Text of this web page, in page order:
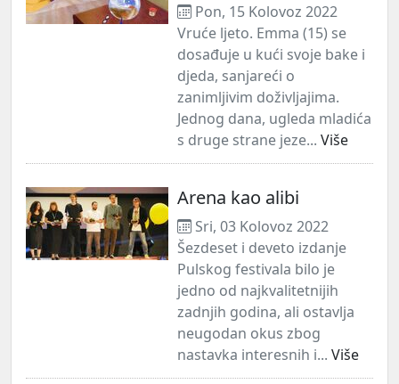
Pon, 15 Kolovoz 2022
Vruće ljeto. Emma (15) se
dosađuje u kući svoje bake i
djeda, sanjareći o
zanimljivim doživljajima.
Jednog dana, ugleda mladića
s druge strane jeze... Više
Arena kao alibi
Sri, 03 Kolovoz 2022
Šezdeset i deveto izdanje
Pulskog festivala bilo je
jedno od najkvalitetnijih
zadnjih godina, ali ostavlja
neugodan okus zbog
nastavka interesnih i... Više